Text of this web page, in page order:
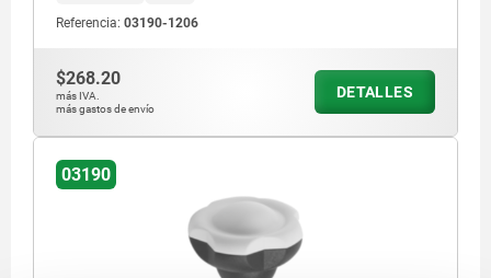
Referencia: 03190-1206
$268.20
más IVA.
más gastos de envío
DETALLES
03190